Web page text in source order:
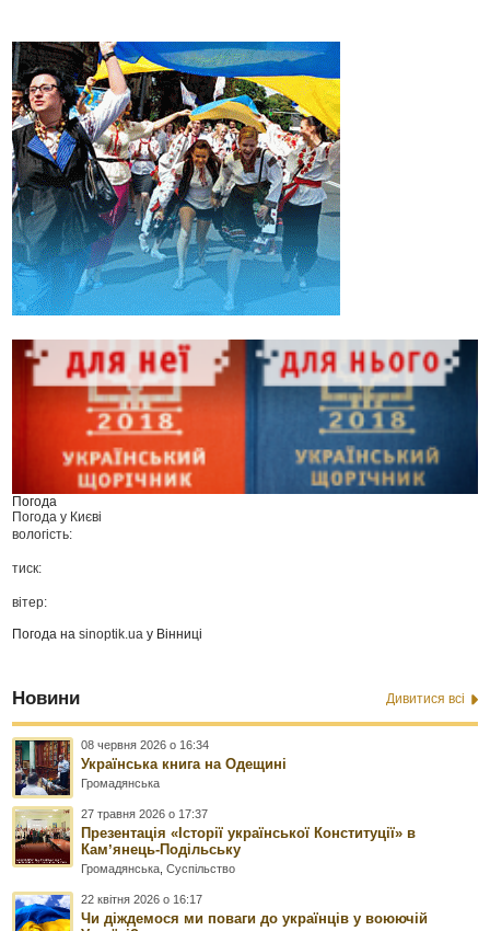
Погода
Погода у Києві
вологість:
тиск:
вітер:
Погода наsinoptik.ua у Вінниці
Новини Дивитися всі
08 червня 2026 о 16:34
Українська книга на Одещині
Громадянська
27 травня 2026 о 17:37
Презентація «Історії української Конституції» в
Камʼянець-Подільську
Громадянська ,Суспільство
22 квітня 2026 о 16:17
Чи діждемося ми поваги до українців у воюючій